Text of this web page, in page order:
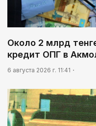
Около 2 млрд
кредит ОПГ в
6 августа 2026 г. 11:41